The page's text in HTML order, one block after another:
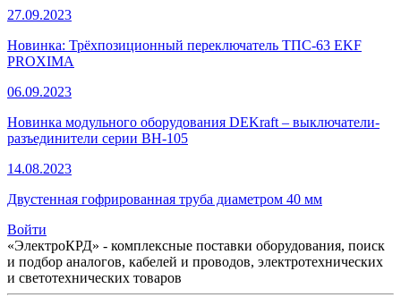
27.09.2023
Новинка: Трёхпозиционный переключатель ТПС-63 EKF
PROXIMA
06.09.2023
Новинка модульного оборудования DEKraft – выключатели-
разъединители серии ВН-105
14.08.2023
Двустенная гофрированная труба диаметром 40 мм
Войти
«ЭлектроКРД» - комплексные поставки оборудования, поиск
и подбор аналогов, кабелей и проводов, электротехнических
и светотехнических товаров